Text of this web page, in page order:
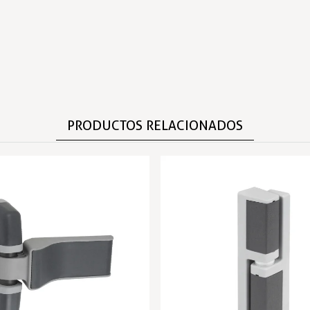
PRODUCTOS RELACIONADOS